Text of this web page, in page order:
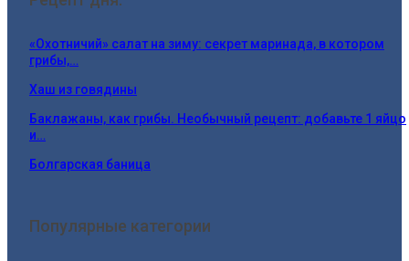
«Охотничий» салат на зиму: секрет маринада, в котором
грибы,…
Хаш из говядины
Баклажаны, как грибы. Необычный рецепт: добавьте 1 яйцо
и…
Болгарская баница
Популярные категории